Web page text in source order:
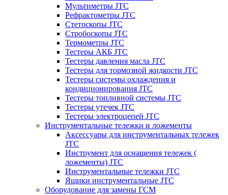
Мультиметры JTC
Рефрактометры JTC
Стетоскопы JTC
Стробоскопы JTC
Термометры JTC
Тестеры АКБ JTC
Тестеры давления масла JTC
Тестеры для тормозной жидкости JTC
Тестеры системы охлаждения и
кондиционирования JTC
Тестеры топливной системы JTC
Тестеры утечек JTC
Тестеры электроцепей JTC
Инструментальные тележки и ложементы
Аксессуары для инструментальных тележек
JTC
Инструмент для оснащения тележек (
ложементы) JTC
Инструментальные тележки JTC
Ящики инструментальные JTC
Оборудование для замены ГСМ